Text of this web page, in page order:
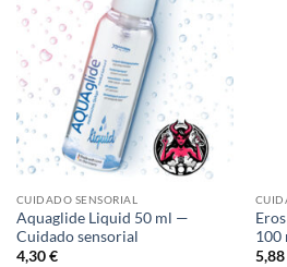
deseos
CUIDADO SENSORIAL
Aquaglide Liquid 50 ml —
Cuidado sensorial
4,30€
100
5,88